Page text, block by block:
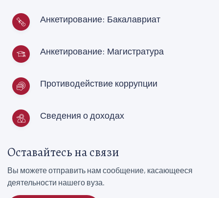
Анкетирование: Бакалавриат
Анкетирование: Магистратура
Противодействие коррупции
Сведения о доходах
Оставайтесь на связи
Вы можете отправить нам сообщение, касающееся
деятельности нашего вуза.